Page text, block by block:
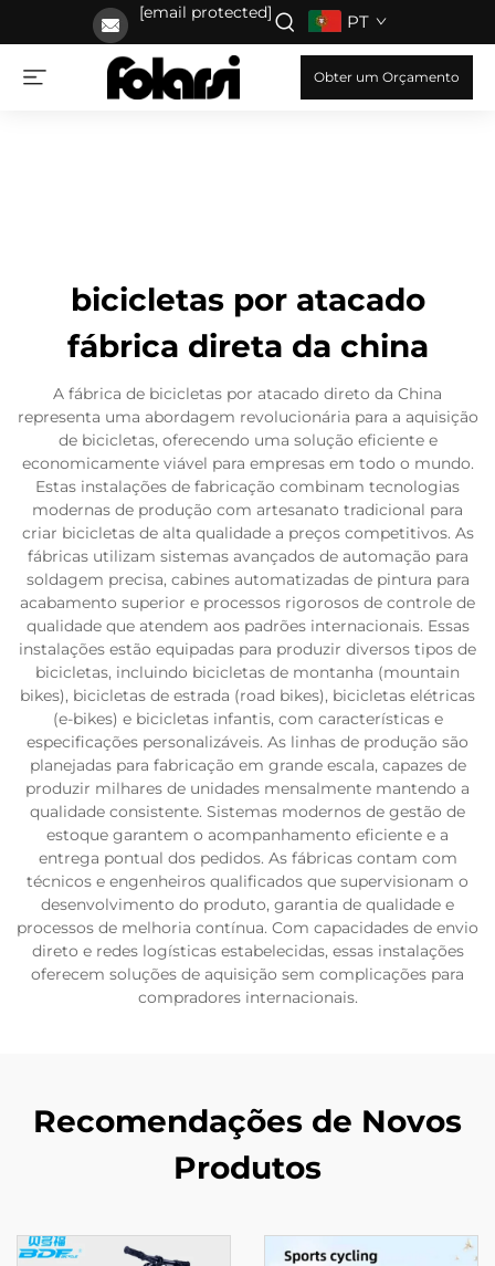
[email protected] PT
Obter um Orçamento
bicicletas por atacado
fábrica direta da china
A fábrica de bicicletas por atacado direto da China
representa uma abordagem revolucionária para a aquisição
de bicicletas, oferecendo uma solução eficiente e
economicamente viável para empresas em todo o mundo.
Estas instalações de fabricação combinam tecnologias
modernas de produção com artesanato tradicional para
criar bicicletas de alta qualidade a preços competitivos. As
fábricas utilizam sistemas avançados de automação para
soldagem precisa, cabines automatizadas de pintura para
acabamento superior e processos rigorosos de controle de
qualidade que atendem aos padrões internacionais. Essas
instalações estão equipadas para produzir diversos tipos de
bicicletas, incluindo bicicletas de montanha (mountain
bikes), bicicletas de estrada (road bikes), bicicletas elétricas
(e-bikes) e bicicletas infantis, com características e
especificações personalizáveis. As linhas de produção são
planejadas para fabricação em grande escala, capazes de
produzir milhares de unidades mensalmente mantendo a
qualidade consistente. Sistemas modernos de gestão de
estoque garantem o acompanhamento eficiente e a
entrega pontual dos pedidos. As fábricas contam com
técnicos e engenheiros qualificados que supervisionam o
desenvolvimento do produto, garantia de qualidade e
processos de melhoria contínua. Com capacidades de envio
direto e redes logísticas estabelecidas, essas instalações
oferecem soluções de aquisição sem complicações para
compradores internacionais.
Recomendações de Novos
Produtos